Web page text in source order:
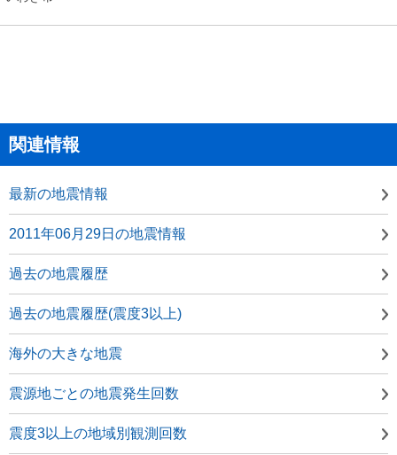
関連情報
最新の地震情報
2011年06月29日の地震情報
過去の地震履歴
過去の地震履歴(震度3以上)
海外の大きな地震
震源地ごとの地震発生回数
震度3以上の地域別観測回数